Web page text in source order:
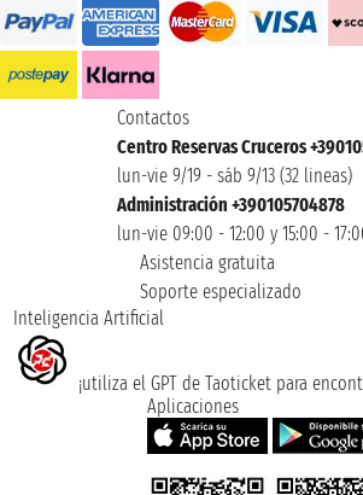
Contactos
Centro Reservas Cruceros
lun-vie 9/19 - sáb 9/13 (32 lineas)
Administración +390105704878
lun-vie 09:00 - 12:00 y 15:00 -
Asistencia gratuita
Soporte especializado
Inteligencia Artificial
¡utiliza el GPT de Taoticket para
Aplicaciones